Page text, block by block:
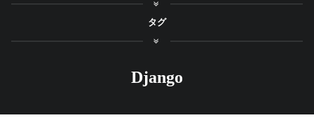
タグ
Django